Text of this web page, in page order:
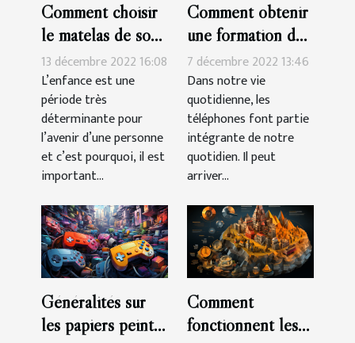
Comment choisir
le matelas de son
enfant?
13 décembre 2022 16:08
L’enfance est une
période très
déterminante pour
l’avenir d’une personne
et c’est pourquoi, il est
important...
Comment obtenir
une formation de
réparation de
smartphone à
Montpelier ?
7 décembre 2022 13:46
Dans notre vie
quotidienne, les
téléphones font partie
intégrante de notre
quotidien. Il peut
arriver...
Généralités sur
les papiers peints
Comment
fonctionnent les